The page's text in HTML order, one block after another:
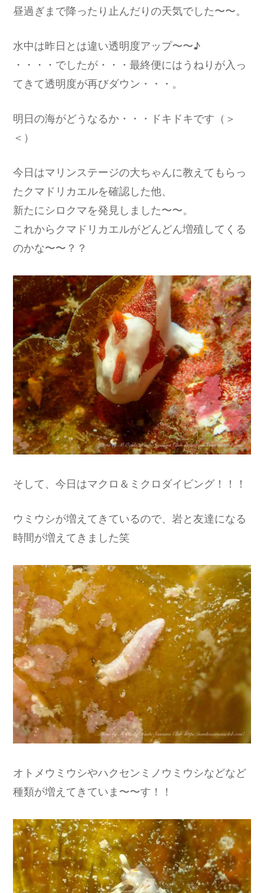
昼過ぎまで降ったり止んだりの天気でした〜〜。
水中は昨日とは違い透明度アップ〜〜♪
・・・・でしたが・・・最終便にはうねりが入っ
てきて透明度が再びダウン・・・。
明日の海がどうなるか・・・ドキドキです（＞
＜）
今日はマリンステージの大ちゃんに教えてもらっ
たクマドリカエルを確認した他、
新たにシロクマを発見しました〜〜。
これからクマドリカエルがどんどん増殖してくる
のかな〜〜？？
そして、今日はマクロ＆ミクロダイビング！！！
ウミウシが増えてきているので、岩と友達になる
時間が増えてきました笑
オトメウミウシやハクセンミノウミウシなどなど
種類が増えてきていま〜〜す！！